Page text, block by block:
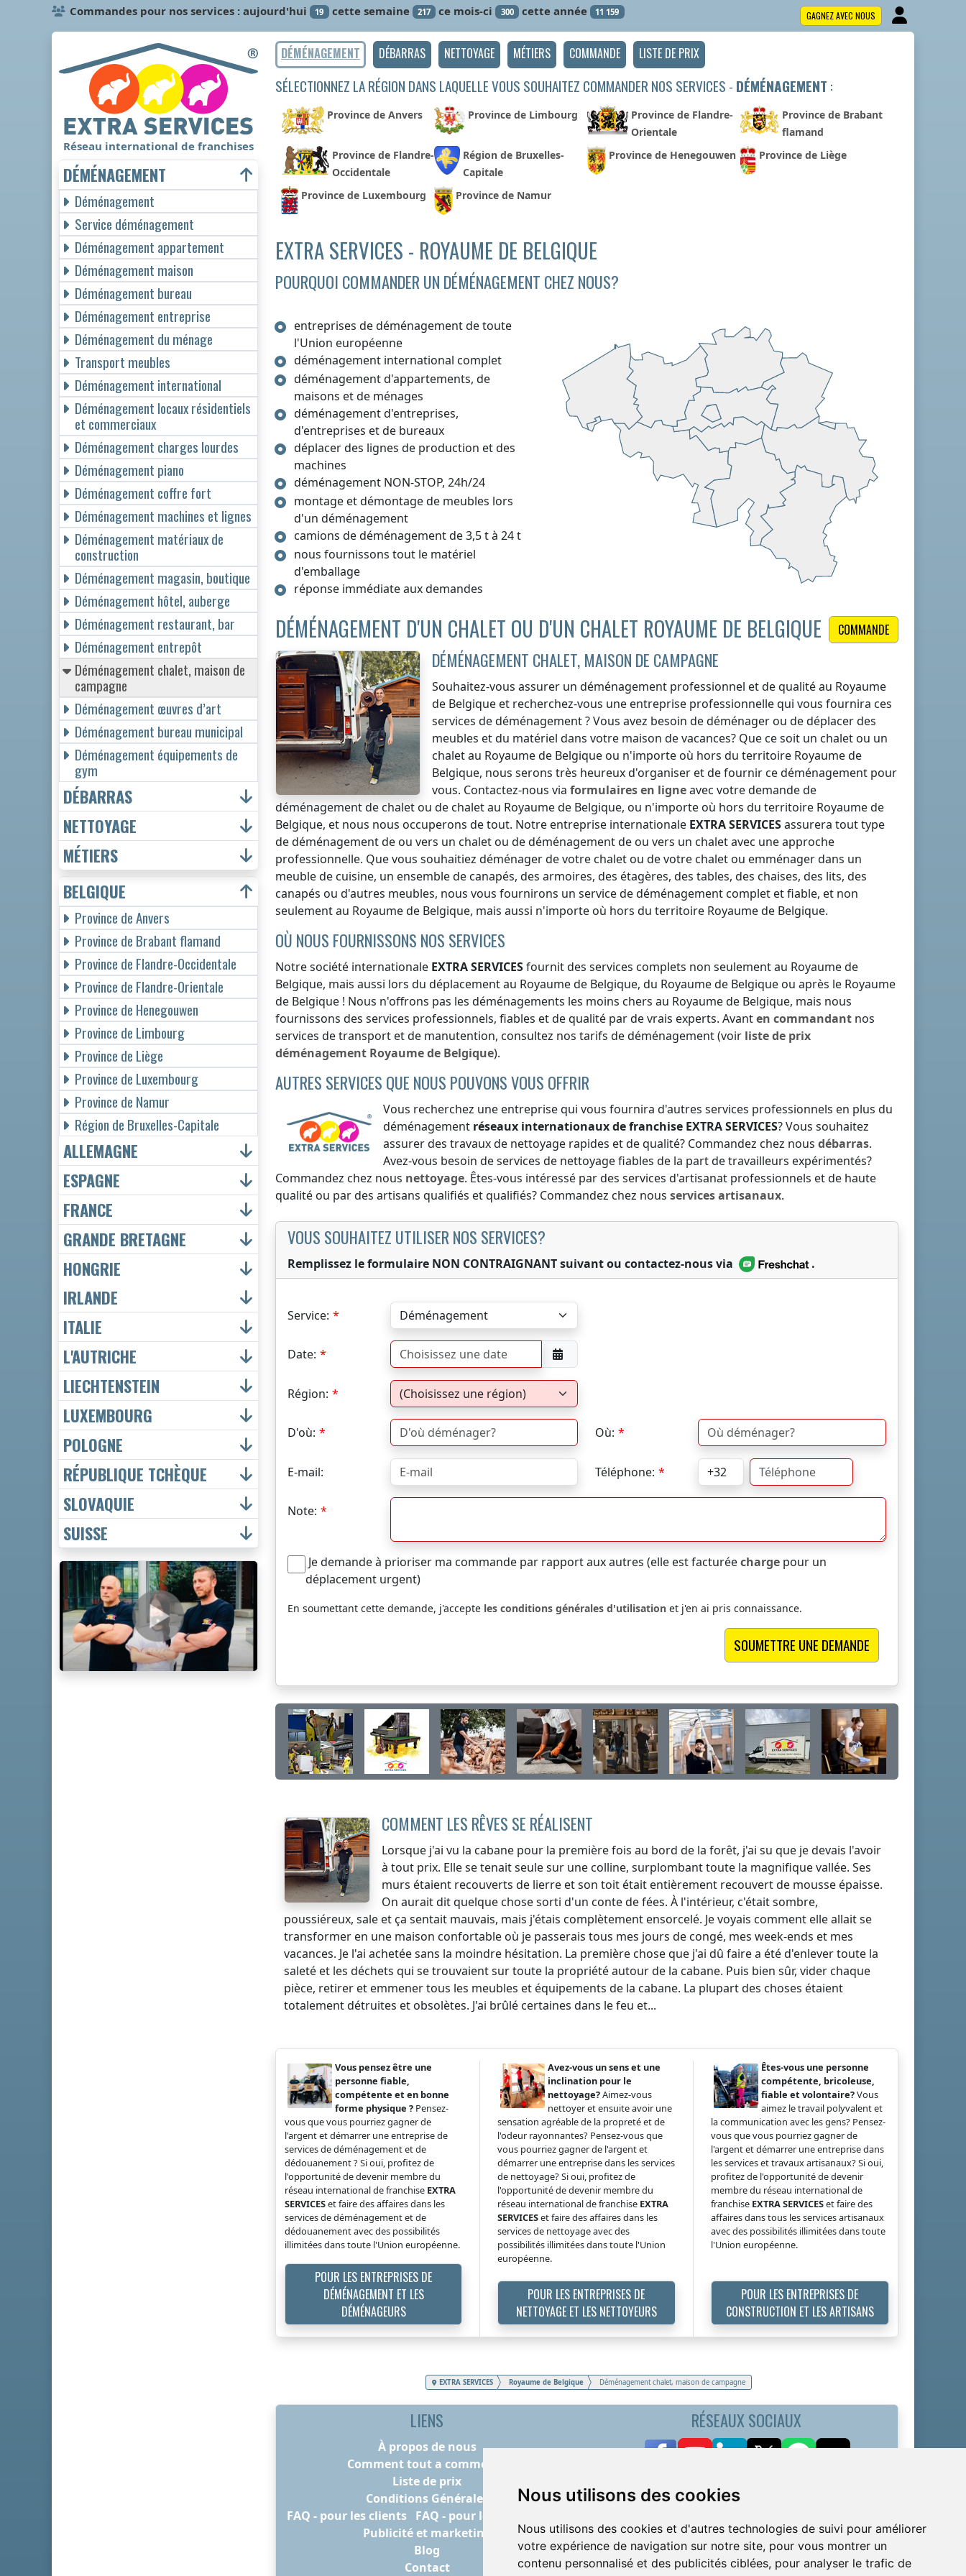
Nous utilisons des cookies
Nous utilisons des cookies et d'autres technologies de suivi pour améliorer
votre expérience de navigation sur notre site, pour vous montrer un
contenu personnalisé et des publicités ciblées, pour analyser le trafic de
Commandes pour nos services : aujourd'hui 19 cette semaine 217 ce mois-ci 300 cette année 11 159 GAGNEZ AVEC NOUS
DÉMÉNAGEMENT DÉBARRAS NETTOYAGE MÉTIERS COMMANDE LISTE DE PRIX
SÉLECTIONNEZ LA RÉGION DANS LAQUELLE VOUS SOUHAITEZ COMMANDER NOS SERVICES - DÉMÉNAGEMENT :
Province de Anvers Province de Limbourg
Province de Flandre-
Orientale
Province de Brabant
flamand
Province de Flandre-
Occidentale
Région de Bruxelles-
Capitale
Province de Henegouwen Province de Liège
Province de Luxembourg Province de Namur
EXTRA SERVICES - ROYAUME DE BELGIQUE
POURQUOI COMMANDER UN DÉMÉNAGEMENT CHEZ NOUS?
entreprises de déménagement de toute
l'Union européenne
déménagement international complet
déménagement d'appartements, de
maisons et de ménages
déménagement d'entreprises,
d'entreprises et de bureaux
déplacer des lignes de production et des
machines
déménagement NON-STOP, 24h/24
montage et démontage de meubles lors
d'un déménagement
camions de déménagement de 3,5 t à 24 t
nous fournissons tout le matériel
d'emballage
réponse immédiate aux demandes
COMMANDE
DÉMÉNAGEMENT D'UN CHALET OU D'UN CHALET ROYAUME DE BELGIQUE
DÉMÉNAGEMENT CHALET, MAISON DE CAMPAGNE
Souhaitez-vous assurer un déménagement professionnel et de qualitéau Royaume
de Belgique et recherchez-vous une entreprise professionnelle qui vous fournira ces
services de déménagement ? Vous avez besoin de déménager ou de déplacer des
meubles et du matériel dans votre maison de vacances? Que ce soit un chalet ou un
chaletau Royaume de Belgique ou n'importe où hors du territoire Royaume de
Belgique, nous serons très heureux d'organiser et de fournir ce déménagement pour
vous. Contactez-nous via formulaires en ligneavec votre demande de
déménagement de chalet ou de chaletau Royaume de Belgique, ou n'importe où hors du territoire Royaume de
Belgique, et nous nous occuperons de tout. Notre entreprise internationale EXTRA SERVICESassurera tout type
de déménagement de ou vers un chalet ou de déménagement de ou vers un chalet avec une approche
professionnelle. Que vous souhaitiez déménager de votre chalet ou de votre chalet ou emménager dans un
meuble de cuisine, un ensemble de canapés, des armoires, des étagères, des tables, des chaises, des lits, des
canapés ou d'autres meubles, nous vous fournirons un service de déménagement complet et fiable, et non
seulementau Royaume de Belgique, mais aussi n'importe où hors du territoire Royaume de Belgique.
OÙ NOUS FOURNISSONS NOS SERVICES
Notre société internationale EXTRA SERVICESfournit des services complets non seulementau Royaume de
Belgique, mais aussi lors du déplacementau Royaume de Belgique, du Royaume de Belgique ou après le Royaume
de Belgique ! Nous n'offrons pas les déménagements les moins chers au Royaume de Belgique, mais nous
fournissons des services professionnels, fiables et de qualité par de vrais experts. Avanten commandant nos
services de transport et de manutention, consultez nos tarifs de déménagement (voir liste de prix
déménagement Royaume de Belgique).
AUTRES SERVICES QUE NOUS POUVONS VOUS OFFRIR
Vous recherchez une entreprise qui vous fournira d'autres services professionnels en plus du
déménagement réseaux internationaux de franchise EXTRA SERVICES? Vous souhaitez
assurer des travaux de nettoyage rapides et de qualité? Commandez chez nous débarras.
Avez-vous besoin de services de nettoyage fiables de la part de travailleurs expérimentés?
Commandez chez nous nettoyage. Êtes-vous intéressé par des services d'artisanat professionnels et de haute
qualité ou par des artisans qualifiés et qualifiés? Commandez chez nous services artisanaux.
VOUS SOUHAITEZ UTILISER NOS SERVICES?
Remplissez le formulaire NON CONTRAIGNANT suivant ou contactez-nous via .
Service:
Date:
Région:
D'où: Où:
E-mail: Téléphone:
Note:
Je demande à prioriser ma commande par rapport aux autres (elle est facturéecharge pour un
déplacement urgent)
En soumettant cette demande, j'accepte les conditions générales d'utilisation et j'en ai pris connaissance.
COMMENT LES RÊVES SE RÉALISENT
Lorsque j'ai vu la cabane pour la première fois au bord de la forêt, j'ai su que je devais l'avoir
à tout prix. Elle se tenait seule sur une colline, surplombant toute la magnifique vallée. Ses
murs étaient recouverts de lierre et son toit était entièrement recouvert de mousse épaisse.
On aurait dit quelque chose sorti d'un conte de fées. À l'intérieur, c'était sombre,
poussiéreux, sale et ça sentait mauvais, mais j'étais complètement ensorcelé. Je voyais comment elle allait se
transformer en une maison confortable où je passerais tous mes jours de congé, mes week-ends et mes
vacances. Je l'ai achetée sans la moindre hésitation. La première chose que j'ai dû faire a été d'enlever toute la
saleté et les déchets qui se trouvaient sur toute la propriété autour de la cabane. Puis bien sûr, vider chaque
pièce, retirer et emmener tous les meubles et équipements de la cabane. La plupart des choses étaient
totalement détruites et obsolètes. J'ai brûlé certaines dans le feu et...
Vous pensez être une
personne fiable,
compétente et en bonne
forme physique ? Pensez-
vous que vous pourriez gagner de
l'argent et démarrer une entreprise de
services de déménagement et de
dédouanement ? Si oui, profitez de
l'opportunité de devenir membre du
réseau international de franchise EXTRA
SERVICESet faire des affaires dans les
services de déménagement et de
dédouanement avec des possibilités
illimitées dans toute l'Union européenne.
POUR LES ENTREPRISES DE
DÉMÉNAGEMENT ET LES
DÉMÉNAGEURS
Avez-vous un sens et une
inclination pour le
nettoyage?Aimez-vous
nettoyer et ensuite avoir une
sensation agréable de la propreté et de
l'odeur rayonnantes? Pensez-vous que
vous pourriez gagner de l'argent et
démarrer une entreprise dans les services
de nettoyage? Si oui, profitez de
l'opportunité de devenir membre du
réseau international de franchise EXTRA
SERVICESet faire des affaires dans les
services de nettoyage avec des
possibilités illimitées dans toute l'Union
européenne.
POUR LES ENTREPRISES DE
NETTOYAGE ET LES NETTOYEURS
Êtes-vous une personne
compétente, bricoleuse,
fiable et volontaire?Vous
aimez le travail polyvalent et
la communication avec les gens? Pensez-
vous que vous pourriez gagner de
l'argent et démarrer une entreprise dans
les services et travaux artisanaux? Si oui,
profitez de l'opportunité de devenir
membre du réseau international de
franchise EXTRA SERVICESet faire des
affaires dans tous les services artisanaux
avec des possibilités illimitées dans toute
l'Union européenne.
POUR LES ENTREPRISES DE
CONSTRUCTION ET LES ARTISANS
EXTRA SERVICES Royaume de Belgique Déménagement chalet, maison de campagne
LIENS
À propos de nous
Comment tout a commencé
Liste de prix
Conditions Générales
FAQ - pour les clients FAQ - pour les prestataires
Publicité et marketing
Blog
Contact
RÉSEAUX SOCIAUX
Réseau international de franchises
DÉMÉNAGEMENT
Déménagement
Service déménagement
Déménagement appartement
Déménagement maison
Déménagement bureau
Déménagement entreprise
Déménagement du ménage
Transport meubles
Déménagement international
Déménagement locaux résidentiels
et commerciaux
Déménagement charges lourdes
Déménagement piano
Déménagement coffre fort
Déménagement machines et lignes
Déménagement matériaux de
construction
Déménagement magasin, boutique
Déménagement hôtel, auberge
Déménagement restaurant, bar
Déménagement entrepôt
Déménagement chalet, maison de
campagne
Déménagement œuvres d’art
Déménagement bureau municipal
Déménagement équipements de
gym
DÉBARRAS
NETTOYAGE
MÉTIERS
BELGIQUE
Province de Anvers
Province de Brabant flamand
Province de Flandre-Occidentale
Province de Flandre-Orientale
Province de Henegouwen
Province de Limbourg
Province de Liège
Province de Luxembourg
Province de Namur
Région de Bruxelles-Capitale
ALLEMAGNE
ESPAGNE
FRANCE
GRANDE BRETAGNE
HONGRIE
IRLANDE
ITALIE
L'AUTRICHE
LIECHTENSTEIN
LUXEMBOURG
POLOGNE
RÉPUBLIQUE TCHÈQUE
SLOVAQUIE
SUISSE